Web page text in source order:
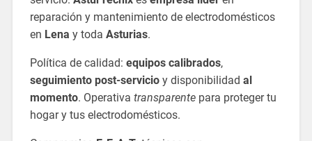
reparación y mantenimiento de electrodomésticos
en Lena y toda Asturias.
Política de calidad: equipos calibrados,
seguimiento post-servicioy disponibilidad al
momento. Operativa transparentepara proteger tu
hogar y tus electrodomésticos.